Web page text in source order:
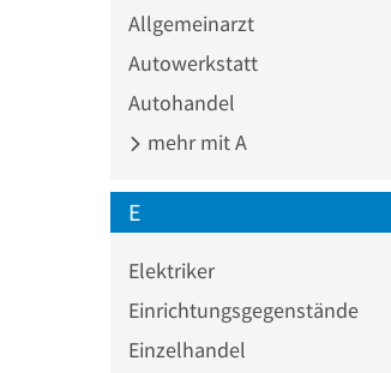
Allgemeinarzt
Autowerkstatt
Autohandel
mehr mit A
E
Elektriker
Einrichtungsgegenstände
Einzelhandel